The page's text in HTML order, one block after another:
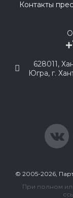
Контакты
628011,
Югра, г.
© 2005-2026,
При полном